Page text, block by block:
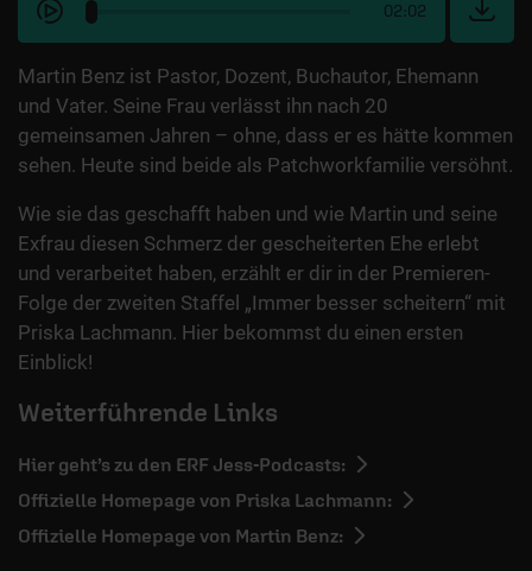
02:02
Martin Benz ist Pastor, Dozent, Buchautor, Ehemann
und Vater. Seine Frau verlässt ihn nach 20
gemeinsamen Jahren – ohne, dass er es hätte kommen
sehen. Heute sind beide als Patchworkfamilie versöhnt.
Wie sie das geschafft haben und wie Martin und seine
Exfrau diesen Schmerz der gescheiterten Ehe erlebt
und verarbeitet haben, erzählt er dir in der Premieren-
Folge der zweiten Staffel „Immer besser scheitern“ mit
Priska Lachmann. Hier bekommst du einen ersten
Einblick!
Weiterführende Links
Hier geht’s zu den ERF Jess-Podcasts:
Offizielle Homepage von Priska Lachmann:
Offizielle Homepage von Martin Benz: